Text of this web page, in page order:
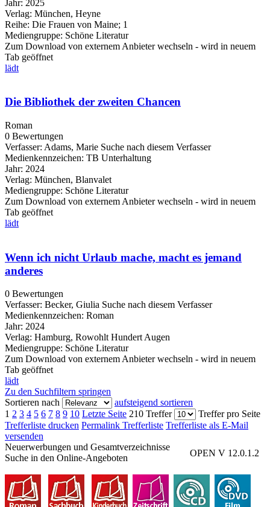
Jahr: 2025
Verlag: München, Heyne
Reihe: Die Frauen von Maine; 1
Mediengruppe: Schöne Literatur
Zum Download von externem Anbieter wechseln - wird in neuem
Tab geöffnet
lädt
Die Bibliothek der zweiten Chancen
Roman
0 Bewertungen
Verfasser: Adams, Marie Suche nach diesem Verfasser
Medienkennzeichen: TB Unterhaltung
Jahr: 2024
Verlag: München, Blanvalet
Mediengruppe: Schöne Literatur
Zum Download von externem Anbieter wechseln - wird in neuem
Tab geöffnet
lädt
Wenn ich nicht Urlaub mache, macht es jemand
anderes
0 Bewertungen
Verfasser: Becker, Giulia Suche nach diesem Verfasser
Medienkennzeichen: Roman
Jahr: 2024
Verlag: Hamburg, Rowohlt Hundert Augen
Mediengruppe: Schöne Literatur
Zum Download von externem Anbieter wechseln - wird in neuem
Tab geöffnet
lädt
Zu den Suchfiltern springen
Sortieren nach
aufsteigend sortieren
1 2 3 4 5 6 7 8 9 10 Letzte Seite 210 Treffer
Treffer pro Seite
Trefferliste drucken Permalink Trefferliste Trefferliste als E-Mail
versenden
OPEN V 12.0.1.2
Neuerwerbungen und Gesamtverzeichnisse
Suche in den Online-Angeboten